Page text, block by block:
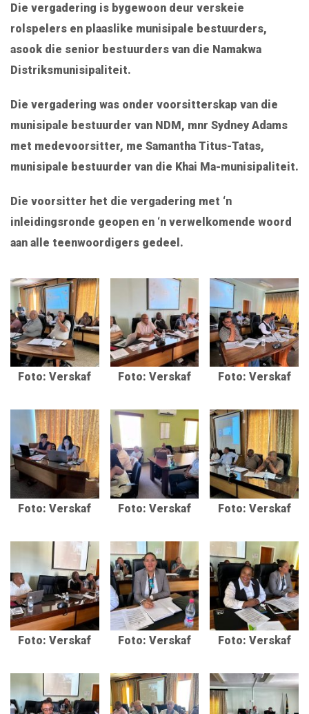
Die vergadering is bygewoon deur verskeie
rolspelers en plaaslike munisipale bestuurders,
asook die senior bestuurders van die Namakwa
Distriksmunisipaliteit.
Die vergadering was onder voorsitterskap van die
munisipale bestuurder van NDM, mnr Sydney Adams
met medevoorsitter, me Samantha Titus-Tatas,
munisipale bestuurder van die Khai Ma-munisipaliteit.
Die voorsitter het die vergadering met ‘n
inleidingsronde geopen en ‘n verwelkomende woord
aan alle teenwoordigers gedeel.
Foto: Verskaf Foto: Verskaf Foto: Verskaf
Foto: Verskaf Foto: Verskaf Foto: Verskaf
Foto: Verskaf Foto: Verskaf Foto: Verskaf